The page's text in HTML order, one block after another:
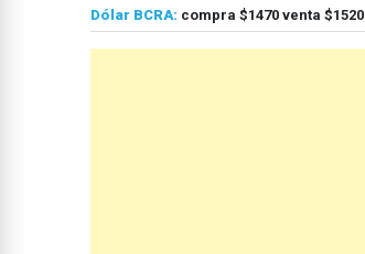
Dólar BCRA: compra $1470 venta $1520